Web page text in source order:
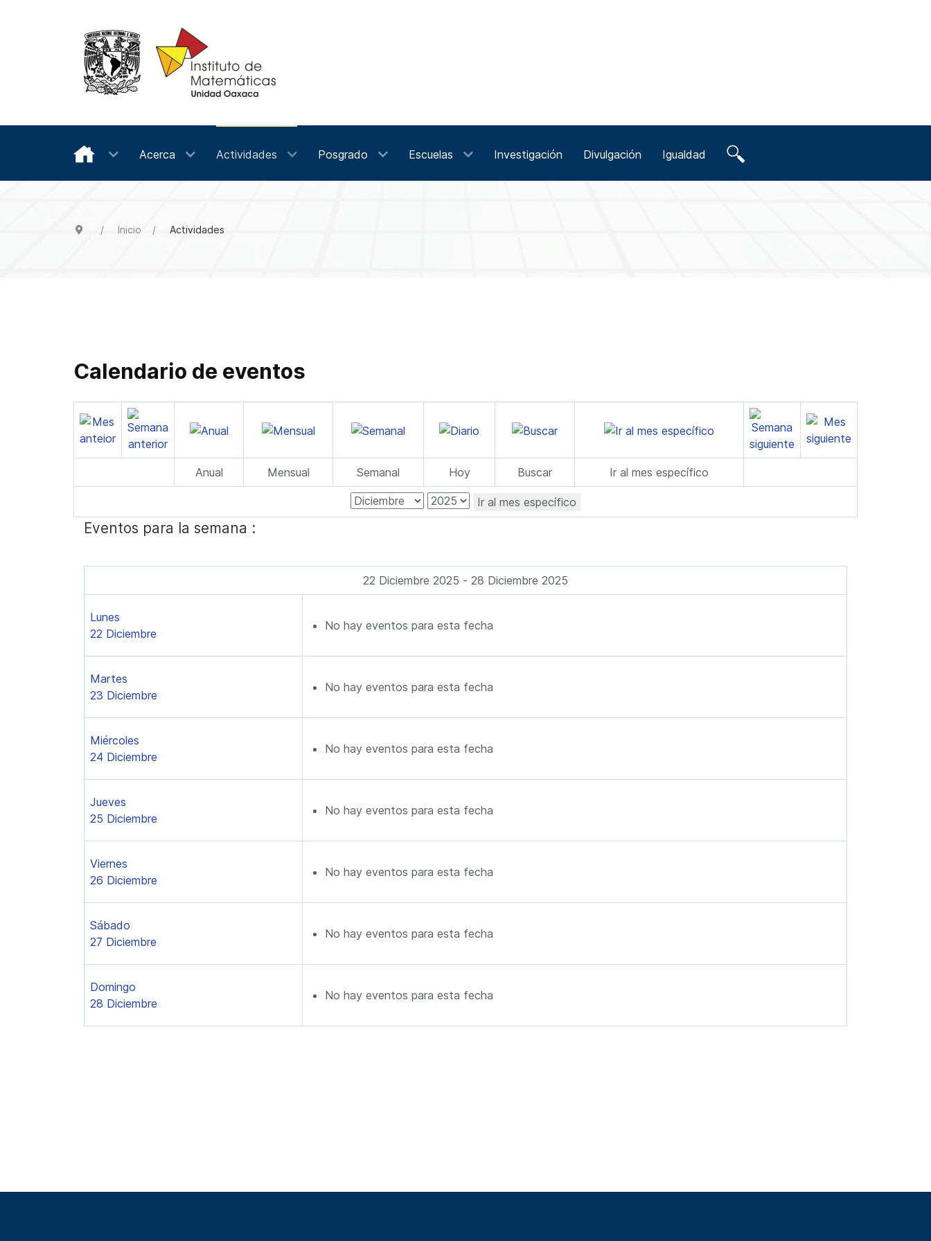
Acerca Actividades Posgrado Escuelas Investigación Divulgación Igualdad
Inicio Actividades
Calendario de eventos
Anual Mensual Semanal Hoy Buscar Ir al mes específico
Ir al mes específico
Eventos para la semana :
22 Diciembre 2025 - 28 Diciembre 2025
Lunes
22 Diciembre
No hay eventos para esta fecha
Martes
23 Diciembre
No hay eventos para esta fecha
Miércoles
24 Diciembre
No hay eventos para esta fecha
Jueves
25 Diciembre
No hay eventos para esta fecha
Viernes
26 Diciembre
No hay eventos para esta fecha
Sábado
27 Diciembre
No hay eventos para esta fecha
Domingo
28 Diciembre
No hay eventos para esta fecha